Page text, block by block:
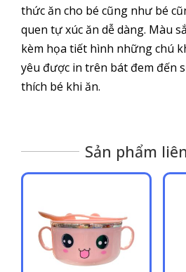
thức ăn cho bé cũng như bé
quen tự xúc ăn dễ dàng. Màu
kèm họa tiết hình những chú
yêu được in trên bát đem đến
thích bé khi ăn.
Sản phẩm